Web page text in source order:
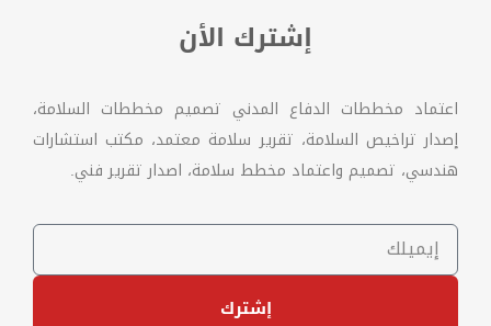
إشترك الأن
اعتماد مخططات الدفاع المدني تصميم مخططات السلامة،
إصدار تراخيص السلامة، تقرير سلامة معتمد، مكتب استشارات
هندسي، تصميم واعتماد مخطط سلامة، اصدار تقرير فني.
إشترك